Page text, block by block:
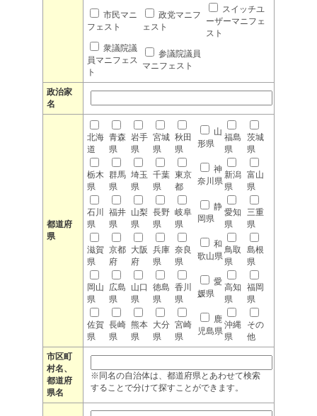
市民マニ
フェスト
政党マニフ
ェスト
スイッチユ
ーザーマニフェ
スト
衆議院議
員マニフェス
ト
参議院議員
マニフェスト
政治家
名
都道府
県
北海
道
青森
県
岩手
県
宮城
県
秋田
県
山
形県
福島
県
茨城
県
栃木
県
群馬
県
埼玉
県
千葉
県
東京
都
神
奈川県
新潟
県
富山
県
石川
県
福井
県
山梨
県
長野
県
岐阜
県
静
岡県
愛知
県
三重
県
滋賀
県
京都
府
大阪
府
兵庫
県
奈良
県
和
歌山県
鳥取
県
島根
県
岡山
県
広島
県
山口
県
徳島
県
香川
県
愛
媛県
高知
県
福岡
県
佐賀
県
長崎
県
熊本
県
大分
県
宮崎
県
鹿
児島県
沖縄
県
その
他
市区町
村名、
都道府
県名
※同名の自治体は、都道府県とあわせて検索
することで分けて探すことができます。